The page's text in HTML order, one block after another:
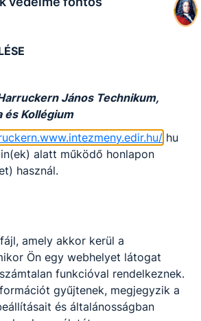
János Technikum,
és Kollégium
hu
alatt működő honlapon
használ.
amely akkor kerül a
Ön egy webhelyet látogat
funkcióval rendelkeznek.
gyűjtenek, megjegyzik a
és általánosságban